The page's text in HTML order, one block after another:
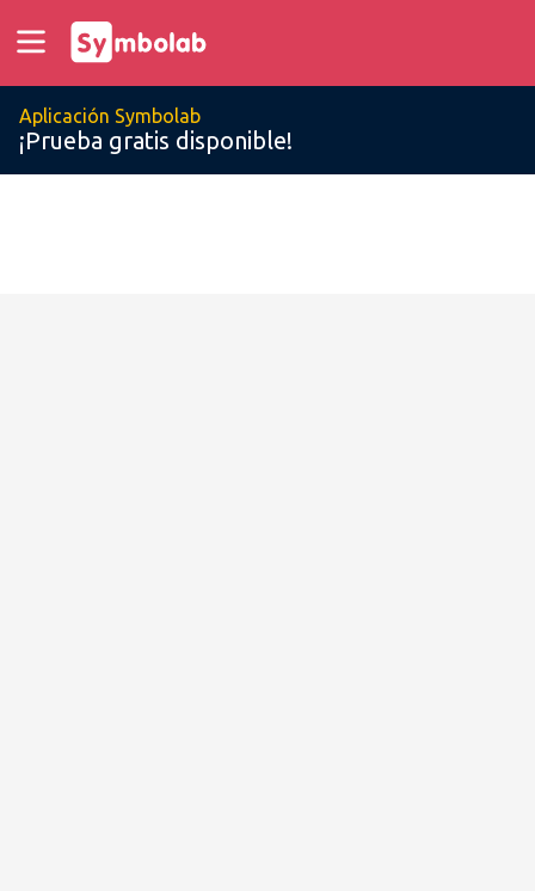
Aplicación Symbolab
¡Prueba gratis disponible!